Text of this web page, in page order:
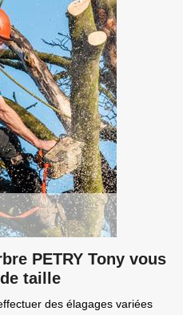
PETRY Tony vous
taille
des élagages variées